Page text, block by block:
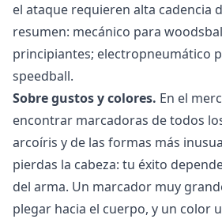
el ataque requieren alta cadencia
resumen: mecánico para
principiantes; electropneumático
speedball.
Sobre gustos y colores. En el
encontrar marcadoras de todos
arcoíris y de las formas más
pierdas la cabeza: tu éxito
del arma. Un marcador muy
plegar hacia el cuerpo, y un color